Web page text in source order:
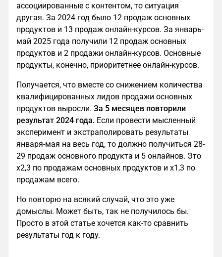
ассоциированные с контентом, то ситуация
другая. За 2024 год было 12 продаж основных
продуктов и 13 продаж онлайн-курсов. За январь-
май 2025 года получили 12 продаж основных
продуктов и 2 продажи онлайн-курсов. Основные
продукты, конечно, приоритетнее онлайн-курсов.
Получается, что вместе со снижением количества
квалифицированных лидов продажи основных
продуктов выросли. За 5 месяцев повторили
результат 2024 года. Если провести мысленный
эксперимент и экстраполировать результаты
января-мая на весь год, то должно получиться 28-
29 продаж основного продукта и 5 онлайнов. Это
x2,3 по продажам основных продуктов и х1,3 по
продажам всего.
Но повторю на всякий случай, что это уже
домыслы. Может быть, так не получилось бы.
Просто в этой статье хочется как-то сравнить
результаты год к году.